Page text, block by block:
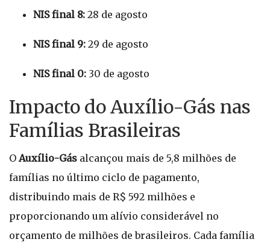
NIS final 8: 28 de agosto
NIS final 9: 29 de agosto
NIS final 0: 30 de agosto
Impacto do Auxílio-Gás nas
Famílias Brasileiras
OAuxílio-Gás alcançou mais de 5,8 milhões de
famílias no último ciclo de pagamento,
distribuindo mais de R$ 592 milhões e
proporcionando um alívio considerável no
orçamento de milhões de brasileiros. Cada família